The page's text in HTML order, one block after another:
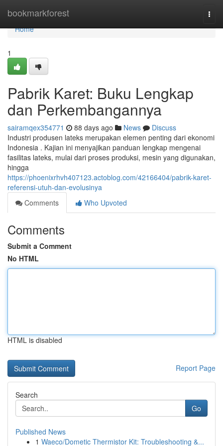
bookmarkforest
Home
Home
1
Pabrik Karet: Buku Lengkap
dan Perkembangannya
sairamqex354771 88 days ago News
Discuss
Industri produsen lateks merupakan elemen penting dari ekonomi
Indonesia . Kajian ini menyajikan panduan lengkap mengenai
fasilitas lateks, mulai dari proses produksi, mesin yang digunakan,
hingga
https://phoenixrhvh407123.actoblog.com/42166404/pabrik-karet-
referensi-utuh-dan-evolusinya
Comments
Who Upvoted
Comments
Submit a Comment
No HTML
HTML is disabled
Report Page
Search
Go
Published News
1 Waeco/Dometic Thermistor Kit: Troubleshooting &...